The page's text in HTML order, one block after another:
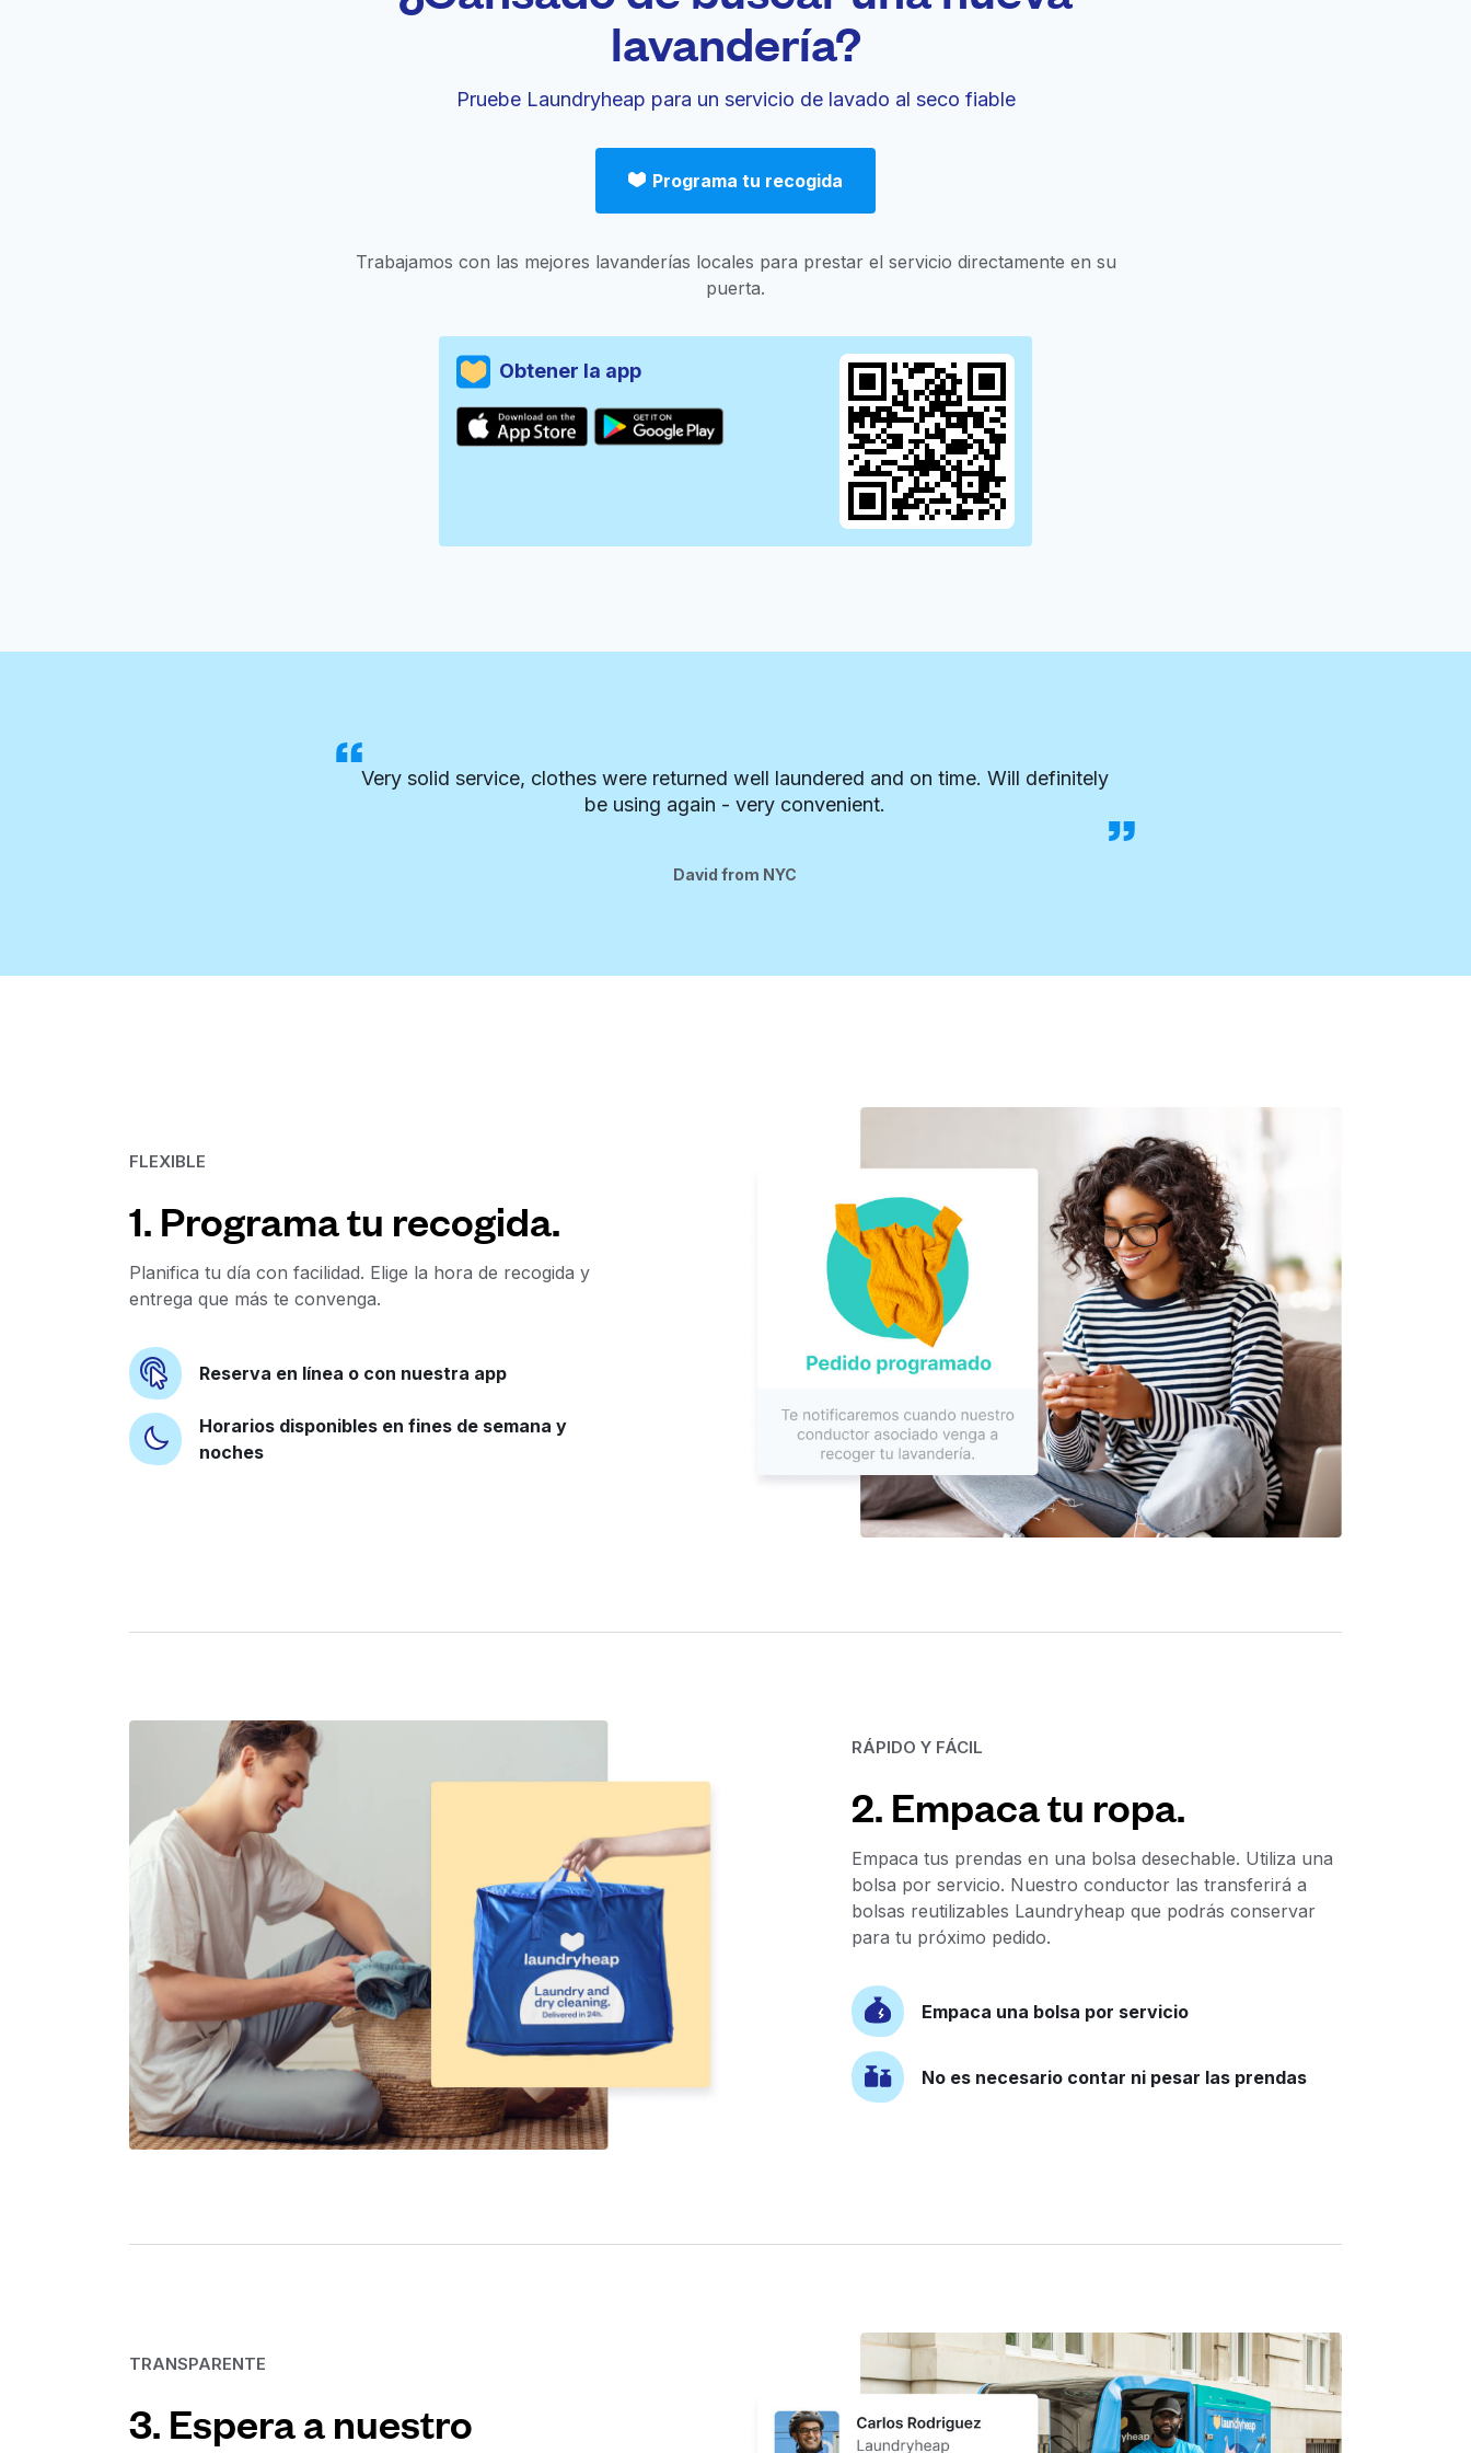
lavandería?
Pruebe Laundryheap para un servicio de lavado al seco fiable
Programa tu recogida
Trabajamos con las mejores lavanderías locales para prestar el servicio directamente en su
puerta.
Obtener la app
Very solid service, clothes were returned well laundered and on time. Will definitely
be using again - very convenient.
David from NYC
FLEXIBLE
1. Programa tu recogida.
Planifica tu día con facilidad. Elige la hora de recogida y
entrega que más te convenga.
Reserva en línea o con nuestra app
Horarios disponibles en fines de semana y
noches
RÁPIDO Y FÁCIL
2. Empaca tu ropa.
Empaca tus prendas en una bolsa desechable. Utiliza una
bolsa por servicio. Nuestro conductor las transferirá a
bolsas reutilizables Laundryheap que podrás conservar
para tu próximo pedido.
Empaca una bolsa por servicio
No es necesario contar ni pesar las prendas
TRANSPARENTE
3. Espera a nuestro